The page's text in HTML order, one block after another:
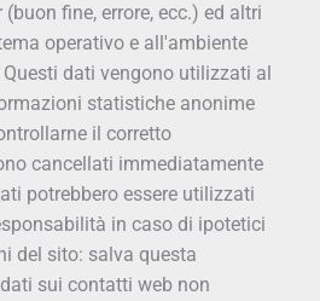
fine, errore, ecc.) ed altri
operativo e all'ambiente
dati vengono utilizzati al
statistiche anonime
il corretto
cancellati immediatamente
potrebbero essere utilizzati
in caso di ipotetici
del sito: salva questa
sui contatti web non